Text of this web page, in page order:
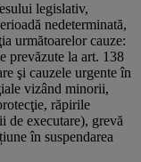
legislativ,
nedeterminată,
următoarelor cauze:
prevăzute la art. 138
şi cauzele urgente în
vizând minorii,
răpirile
de executare), grevă
în suspendarea